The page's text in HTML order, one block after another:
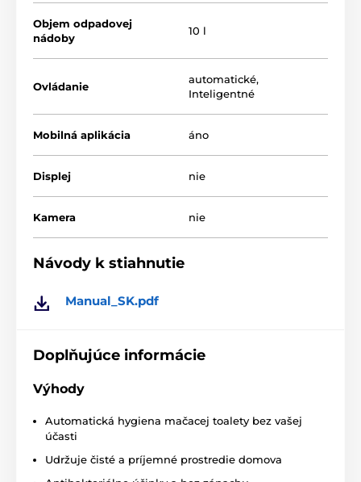
Hlavné funkcie
znamená upratovanie
bez vašej účasti. Už žiadna nepríjemná
ani nepríjemný
stelivo sa počas patentovaného procesu sanity
oddelí špeciálnym sitom od čistého podstielky.
Objem odpadovej
nádoby
10 l
Ovládanie
automatické,
Inteligentné
Mobilná aplikácia áno
Displej nie
Kamera nie
Návody k stiahnutie
Manual_SK.pdf
Doplňujúce informácie
Výhody
Automatická hygiena mačacej toalety bez vašej
účasti
Udržuje čisté a príjemné prostredie domova